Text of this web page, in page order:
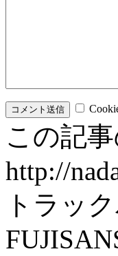
この記
http://
トラッ